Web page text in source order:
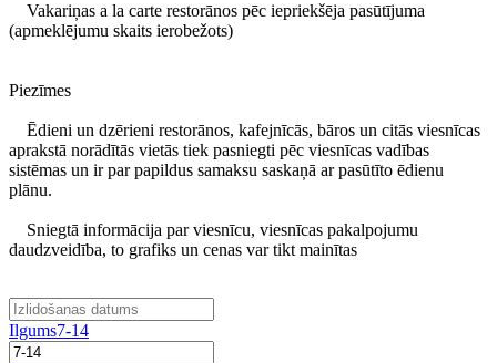
Vakariņas a la carte restorānos pēc iepriekšēja pasūtījuma
(apmeklējumu skaits ierobežots)
Piezīmes
Ēdieni un dzērieni restorānos, kafejnīcās, bāros un citās viesnīcas
aprakstā norādītās vietās tiek pasniegti pēc viesnīcas vadības
sistēmas un ir par papildus samaksu saskaņā ar pasūtīto ēdienu
plānu.
Sniegtā informācija par viesnīcu, viesnīcas pakalpojumu
daudzveidība, to grafiks un cenas var tikt mainītas
Ilgums7-14